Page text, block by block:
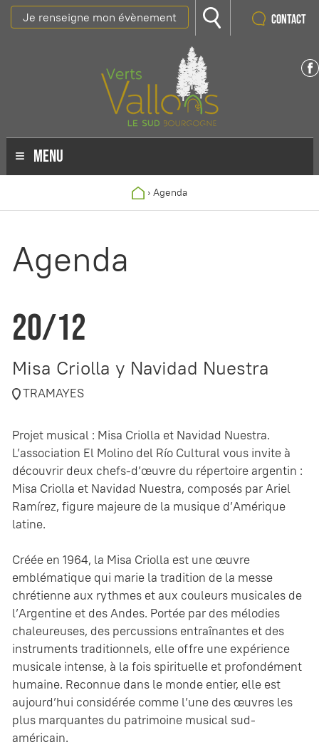
Je renseigne mon évènement Contact
MENU
› Agenda
Agenda
20/12
Misa Criolla y Navidad Nuestra
TRAMAYES
Projet musical : Misa Criolla et Navidad Nuestra.
L’association El Molino del Río Cultural vous invite à
découvrir deux chefs-d’œuvre du répertoire argentin :
Misa Criolla et Navidad Nuestra, composés par Ariel
Ramírez, figure majeure de la musique d’Amérique
latine.
Créée en 1964, la Misa Criolla est une œuvre
emblématique qui marie la tradition de la messe
chrétienne aux rythmes et aux couleurs musicales de
l’Argentine et des Andes. Portée par des mélodies
chaleureuses, des percussions entraînantes et des
instruments traditionnels, elle offre une expérience
musicale intense, à la fois spirituelle et profondément
humaine. Reconnue dans le monde entier, elle est
aujourd’hui considérée comme l’une des œuvres les
plus marquantes du patrimoine musical sud-
américain.